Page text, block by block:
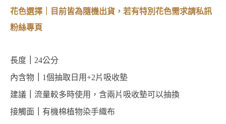
花色選擇｜目前皆為隨機出貨，若有特別花色需求請私訊
粉絲專頁
長度
24公分
內含物
1個抽取日用+2片吸收墊
建議
流量較多時使用，含兩片吸收墊可以抽換
接觸面
有機棉植物染手織布